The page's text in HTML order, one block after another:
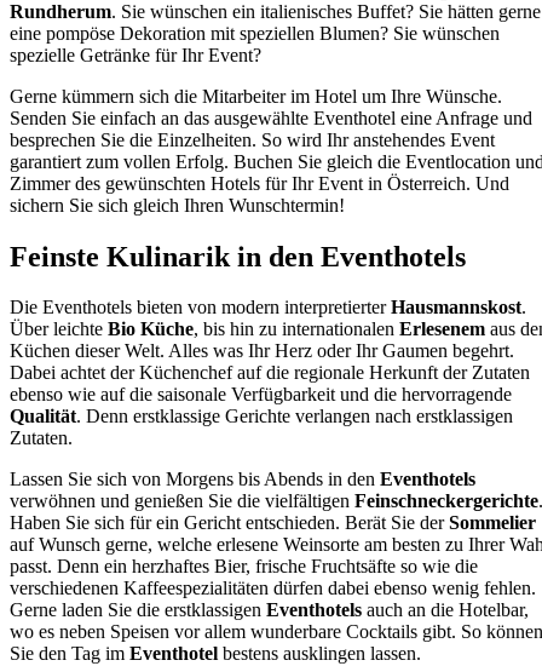
Rundherum. Sie wünschen ein italienisches Buffet? Sie hätten gerne
eine pompöse Dekoration mit speziellen Blumen? Sie wünschen
spezielle Getränke für Ihr Event?
Gerne kümmern sich die Mitarbeiter im Hotel um Ihre Wünsche.
Senden Sie einfach an das ausgewählte Eventhotel eine Anfrage und
besprechen Sie die Einzelheiten. So wird Ihr anstehendes Event
garantiert zum vollen Erfolg. Buchen Sie gleich die Eventlocation
Zimmer des gewünschten Hotels für Ihr Event in Österreich. Und
sichern Sie sich gleich Ihren Wunschtermin!
Feinste Kulinarik in den Eventhotels
Die Eventhotels bieten von modern interpretierterHausmannskost.
Über leichte Bio Küche, bis hin zu internationalen Erlesenem aus
Küchen dieser Welt. Alles was Ihr Herz oder Ihr Gaumen begehrt.
Dabei achtet der Küchenchef auf die regionale Herkunft der Zutaten
ebenso wie auf die saisonale Verfügbarkeit und die hervorragende
Qualität. Denn erstklassige Gerichte verlangen nach erstklassigen
Zutaten.
Lassen Sie sich von Morgens bis Abends in den Eventhotels
verwöhnen und genießen Sie die vielfältigen Feinschneckergerichte.
Haben Sie sich für ein Gericht entschieden. Berät Sie derSommelier
auf Wunsch gerne, welche erlesene Weinsorte am besten zu Ihrer
passt. Denn ein herzhaftes Bier, frische Fruchtsäfte so wie die
verschiedenen Kaffeespezialitäten dürfen dabei ebenso wenig fehlen.
Gerne laden Sie die erstklassigen Eventhotels auch an die Hotelbar,
wo es neben Speisen vor allem wunderbare Cocktails gibt. So können
Sie den Tag im Eventhotel bestens ausklingen lassen.